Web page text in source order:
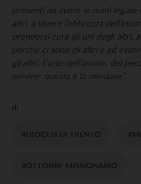
presenti ad avere le mani legate
altri, a vivere l’ebbrezza
prendersi cura gli uni degli altri,
perché ci sono gli altri e ad
gli altri. L’arte dell’amare, del
servire: questa è la missione”.
di
#DIOCESI DI TRENTO
#OTTOBRE MISSIONARIO